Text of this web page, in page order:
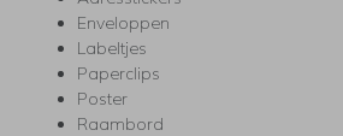
Enveloppen
Labeltjes
Paperclips
Poster
Raambord